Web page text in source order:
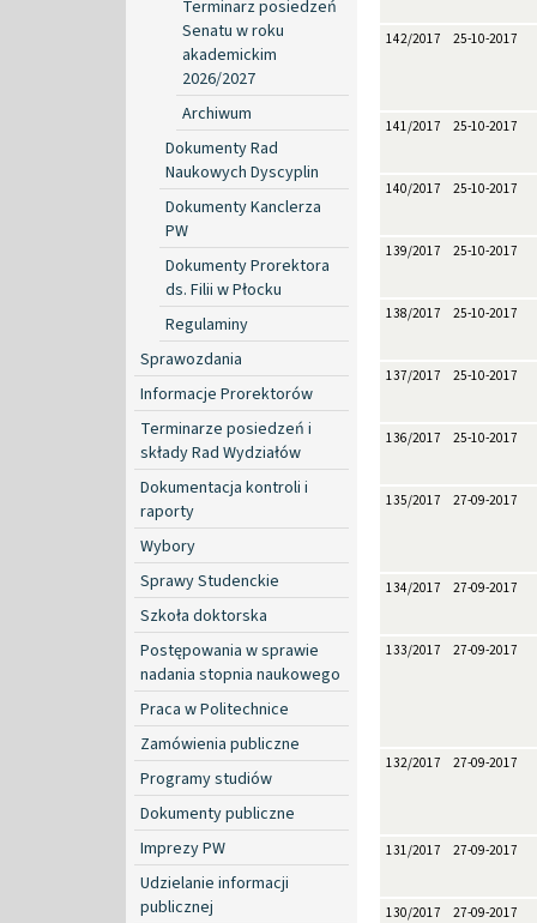
Terminarz posiedzeń
Senatu w roku
akademickim
2026/2027
Archiwum
Dokumenty Rad
Naukowych Dyscyplin
Dokumenty Kanclerza
PW
Dokumenty Prorektora
ds. Filii w Płocku
Regulaminy
Sprawozdania
Informacje Prorektorów
Terminarze posiedzeń i
składy Rad Wydziałów
Dokumentacja kontroli i
raporty
Wybory
Sprawy Studenckie
Szkoła doktorska
Postępowania w sprawie
nadania stopnia naukowego
Praca w Politechnice
Zamówienia publiczne
Programy studiów
Dokumenty publiczne
Imprezy PW
Udzielanie informacji
publicznej
142/2017 25-10-2017
141/2017 25-10-2017
140/2017 25-10-2017
139/2017 25-10-2017
138/2017 25-10-2017
137/2017 25-10-2017
136/2017 25-10-2017
135/2017 27-09-2017
134/2017 27-09-2017
133/2017 27-09-2017
132/2017 27-09-2017
131/2017 27-09-2017
130/2017 27-09-2017